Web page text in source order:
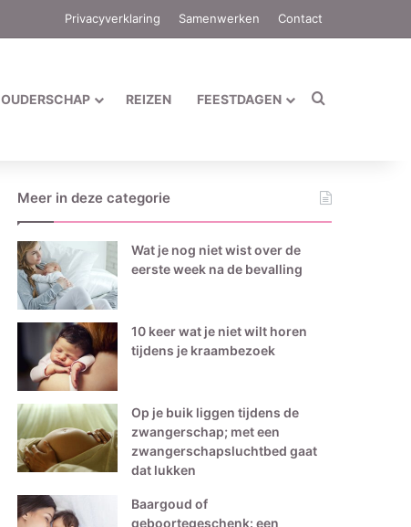
Privacyverklaring Samenwerken Contact
OUDERSCHAP REIZEN FEESTDAGEN Zoek naar
Meer in deze categorie
Wat je nog niet wist over de
eerste week na de bevalling
10 keer wat je niet wilt horen
tijdens je kraambezoek
Op je buik liggen tijdens de
zwangerschap; met een
zwangerschapsluchtbed gaat
dat lukken
Baargoud of
geboortegeschenk: een